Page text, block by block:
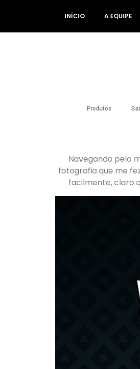
INÍCIO A EQUIPE
Produtos
Navegando pelo
fotografia que me
facilmente, claro